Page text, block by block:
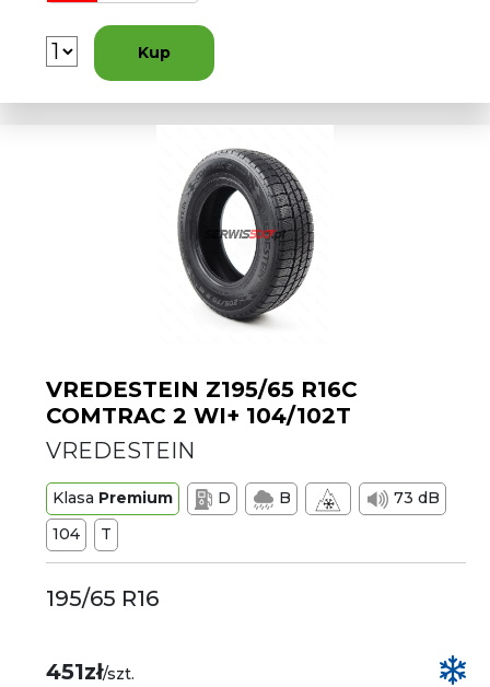
Kup
VREDESTEIN Z195/65 R16C
COMTRAC 2 WI+ 104/102T
VREDESTEIN
Klasa Premium D B
73 dB
104
T
195/65 R16
451zł/szt.